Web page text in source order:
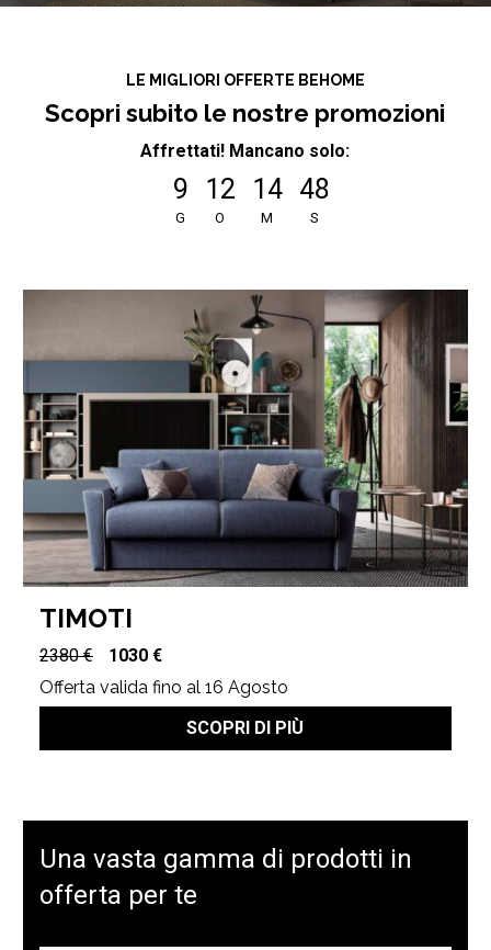
LE MIGLIORI OFFERTE BEHOME
Scopri subito le nostre promozioni
Affrettati! Mancano solo:
9
G
12
O
14
M
47
S
TIMOTI
2380 €
1030 €
Offerta valida fino al 16 Agosto
SCOPRI DI PIÙ
Una vasta gamma di prodotti in
offerta per te